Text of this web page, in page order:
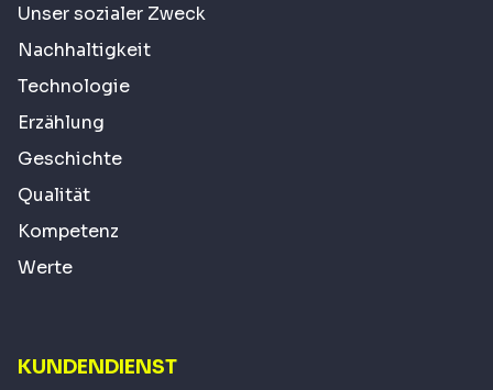
Unser sozialer Zweck
Nachhaltigkeit
Technologie
Erzählung
Geschichte
Qualität
Kompetenz
Werte
KUNDENDIENST